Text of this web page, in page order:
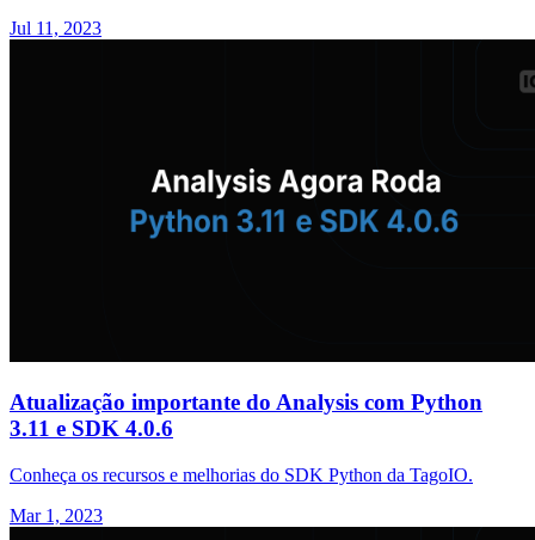
Jul 11, 2023
Atualização importante do Analysis com Python
3.11 e SDK 4.0.6
Conheça os recursos e melhorias do SDK Python da TagoIO.
Mar 1, 2023